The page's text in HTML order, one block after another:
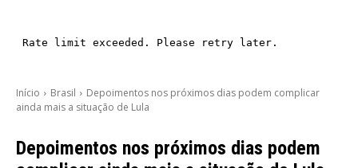
Início Brasil
Depoimentos nos próximos dias podem complicar
ainda mais a situação de Lula
Depoimentos nos próximos dias podem